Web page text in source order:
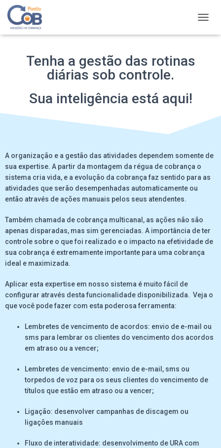
L
Ç
O
Tenha a gestão das rotinas
diárias sob controle.
Sua inteligência está aqui!
A organização e a gestão das atividades dependem somente de
sua expertise. A partir da montagem da régua de cobrança o
sistema cria vida, e a evolução da cobrança faz sentido para as
atividades que serão desempenhadas automaticamente ou
então através de ações manuais pelos seus atendentes.
Também chamada de cobrança multicanal, as ações não são
apenas disparadas, mas sim gerenciadas. A importância de ter
controle sobre o que foi realizado e o impacto na efetividade de
sua cobrança é extremamente importante para uma cobrança
ideal e maximizada.
Aplicar esta expertise em nosso sistema é muito fácil de
configurar através desta funcionalidade disponibilizada. Veja o
que você pode fazer com esta poderosa ferramenta:
Lembretes de vencimento de acordos: envio de e-mail ou
sms para lembrar os clientes do vencimento dos acordos
em atraso ou a vencer;
Lembretes de vencimento: envio de e-mail, sms ou
torpedos de voz para os seus clientes do vencimento de
títulos que estão em atraso ou a vencer;
Ligação: desenvolver campanhas de discagem ou
ligações manuais
Fluxo de interatividade: desenvolvimento de URA com